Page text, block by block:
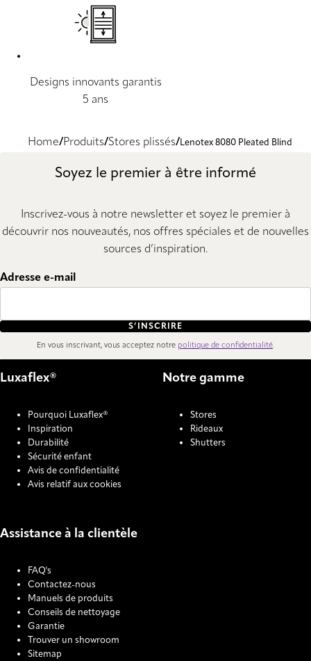
Designs innovants garantis
5 ans
Home Produits Stores plissés Lenotex 8080 Pleated Blind
Soyez le premier à être informé
Inscrivez-vous à notre newsletter et soyez le premier à
découvrir nos nouveautés, nos offres spéciales et de nouvelles
sources d’inspiration.
Adresse e-mail
S’INSCRIRE
En vous inscrivant, vous acceptez notre politique de confidentialité.
Luxaflex®
Pourquoi Luxaflex®
Inspiration
Durabilité
Sécurité enfant
Avis de confidentialité
Avis relatif aux cookies
Notre gamme
Stores
Rideaux
Shutters
Assistance à la clientèle
FAQ's
Contactez-nous
Manuels de produits
Conseils de nettoyage
Garantie
Trouver un showroom
Sitemap